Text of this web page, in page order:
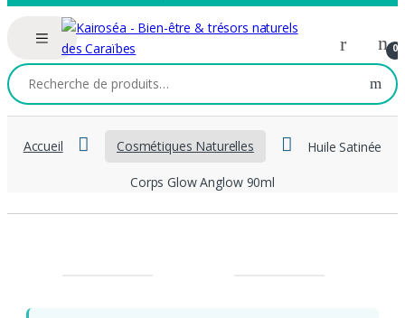
0
Recherche
pour :
Accueil Cosmétiques Naturelles Huile Satinée
Corps Glow Anglow 90ml